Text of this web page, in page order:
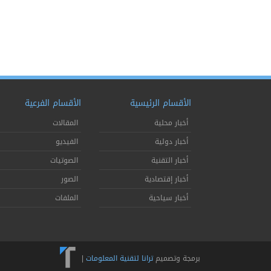
الأقسام الرئيسية
أخبار محلية
أخبار دولية
أخبار التقنية
أخبار إقتصادية
أخبار سياحية
الأقسام الفرعية
المقالات
الفيديو
الصوتيات
الصور
الملفات
برمجة وتصميمترانا لتقنية المعلومات |